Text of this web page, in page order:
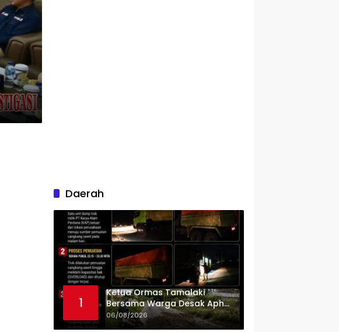
Daerah
1
Ketua Ormas Tamalaki
Bersama Warga Desak Aph
Dan Pemkab Konsel Tangkap
Pelaku Angkut Cangkang
06/08/2026